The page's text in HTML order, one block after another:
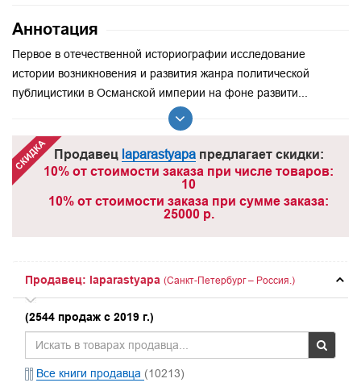
Аннотация
Первое в отечественной историографии исследование
истории возникновения и развития жанра политической
публицистики в Османской империи на фоне развити...
Продавец laparastyapaпредлагает скидки:
10% от стоимости заказа при числе товаров:
10
10% от стоимости заказа при сумме заказа:
25000 р.
Продавец: laparastyapa (Санкт-Петербург – Россия.)
(2544 продаж с 2019 г.)
Все книги продавца (10213)